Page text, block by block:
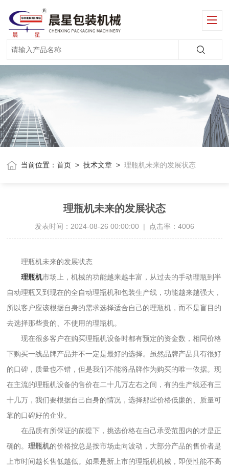
当前位置：首页 >技术文章 >理瓶机未来的发展状态
理瓶机未来的发展状态
发表时间：2024-08-26 00:00:00 | 点击率：4006
理瓶机未来的发展状态
理瓶机市场上，机械的功能越来越丰富，从过去的手动理瓶到半
自动理瓶又到现在的全自动理瓶机和包装生产线，功能越来越强大，
所以客户应该根据自身的需求选择适合自己的理瓶机，而不是盲目的
去选择那些贵的、不使用的理瓶机。
现在很多客户在购买理瓶机设备时都有预定的资金数，相同价格
下购买一线品牌产品并不一定是最好的选择。虽然品牌产品具有很好
的口碑，质量也不错，但是我们不能将品牌作为购买的唯一依据。现
在主流的理瓶机设备的售价在二十几万左右之间，有的生产线还有三
十几万，我们要根据自己自身的情况，选择那些价格低廉的、质量可
靠的口碑好的企业。
在品质有所保证的前提下，挑选价格在自己承受范围内的才是正
确的。理瓶机的价格按总是按市场走向波动，大部分产品的售价者是
上市时间越长售低越低。如果是新上市的理瓶机机械，即便性能不高